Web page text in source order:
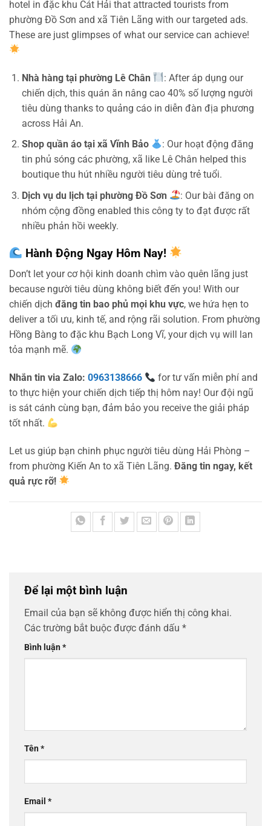
hotel in đặc khu Cát Hải that attracted tourists from
phường Đồ Sơn and xã Tiên Lãng with our targeted ads.
These are just glimpses of what our service can achieve!
Nhà hàng tại phường Lê Chân
: After áp dụng our
chiến dịch, this quán ăn nâng cao 40% số lượng người
tiêu dùng thanks to quảng cáo in diễn đàn địa phương
across Hải An.
Shop quần áo tại xã Vĩnh Bảo
: Our hoạt động đăng
tin phủ sóng các phường, xã like Lê Chân helped this
boutique thu hút nhiều người tiêu dùng trẻ tuổi.
Dịch vụ du lịch tại phường Đồ Sơn
: Our bài đăng on
nhóm cộng đồng enabled this công ty to đạt được rất
nhiều phản hồi weekly.
Hành Động Ngay Hôm Nay!
Don’t let your cơ hội kinh doanh chìm vào quên lãng just
because người tiêu dùng không biết đến you! With our
chiến dịch đăng tin bao phủ mọi khu vực, we hứa hẹn to
deliver a tối ưu, kinh tế, and rộng rãi solution. From phường
Hồng Bàng to đặc khu Bạch Long Vĩ, your dịch vụ will lan
tỏa mạnh mẽ.
Nhắn tin via Zalo: 0963138666
for tư vấn miễn phí and
to thực hiện your chiến dịch tiếp thị hôm nay! Our đội ngũ
is sát cánh cùng bạn, đảm bảo you receive the giải pháp
tốt nhất.
Let us giúp bạn chinh phục người tiêu dùng Hải Phòng –
from phường Kiến An to xã Tiên Lãng. Đăng tin ngay, kết
quả rực rỡ!
Để lại một bình luận
Email của bạn sẽ không được hiển thị công khai.
Các trường bắt buộc được đánh dấu *
Bình luận*
Tên*
Email *